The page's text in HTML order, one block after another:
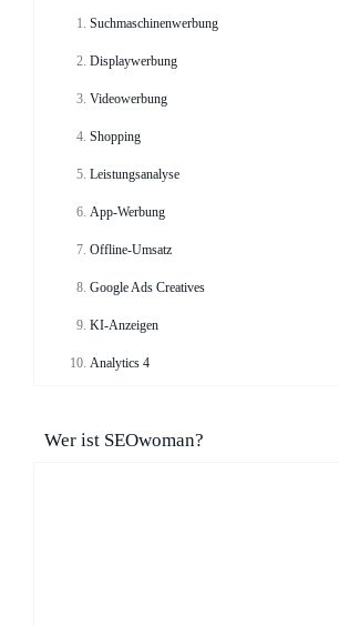
Suchmaschinenwerbung
Displaywerbung
Videowerbung
Shopping
Leistungsanalyse
App-Werbung
Offline-Umsatz
Google Ads Creatives
KI-Anzeigen
Analytics 4
Wer ist SEOwoman?